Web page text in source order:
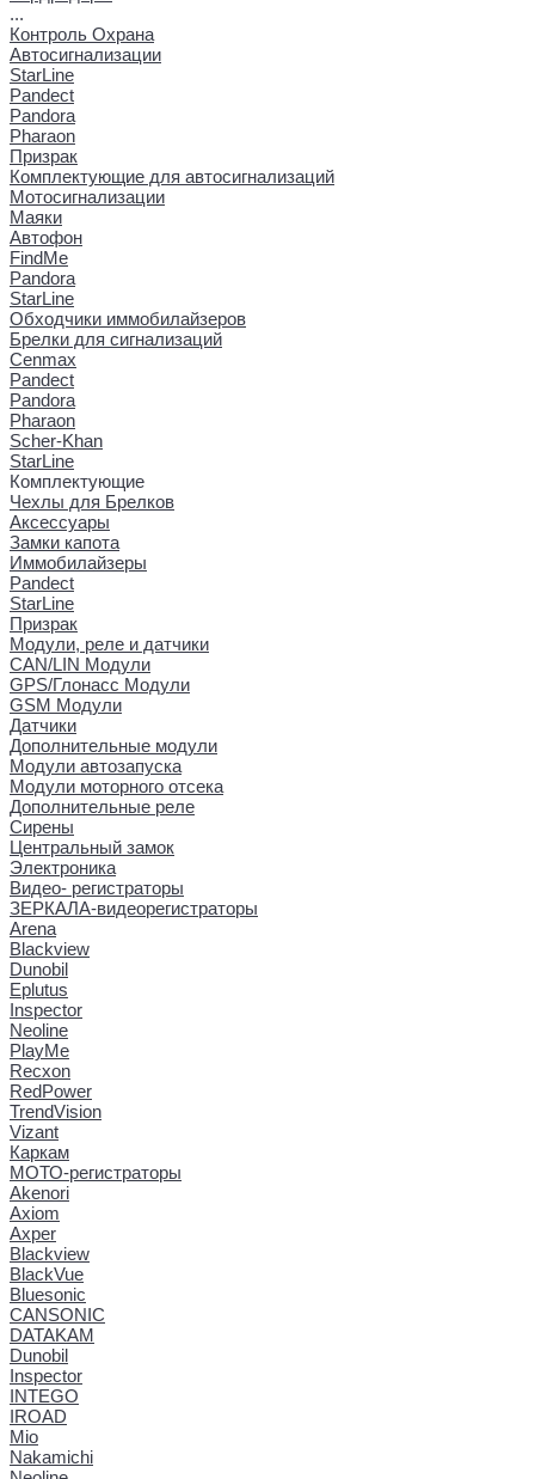
...
Контроль Охрана
Автосигнализации
StarLine
Pandect
Pandora
Pharaon
Призрак
Комплектующие для автосигнализаций
Мотосигнализации
Маяки
Автофон
FindMe
Pandora
StarLine
Обходчики иммобилайзеров
Брелки для сигнализаций
Cenmax
Pandect
Pandora
Pharaon
Scher-Khan
StarLine
Комплектующие
Чехлы для Брелков
Аксессуары
Замки капота
Иммобилайзеры
Pandect
StarLine
Призрак
Модули, реле и датчики
CAN/LIN Модули
GPS/Глонасс Модули
GSM Модули
Датчики
Дополнительные модули
Модули автозапуска
Модули моторного отсека
Дополнительные реле
Сирены
Центральный замок
Электроника
Видео- регистраторы
ЗЕРКАЛА-видеорегистраторы
Arena
Blackview
Dunobil
Eplutus
Inspector
Neoline
PlayMe
Recxon
RedPower
TrendVision
Vizant
Каркам
МОТО-регистраторы
Akenori
Axiom
Axper
Blackview
BlackVue
Bluesonic
CANSONIC
DATAKAM
Dunobil
Inspector
INTEGO
IROAD
Mio
Nakamichi